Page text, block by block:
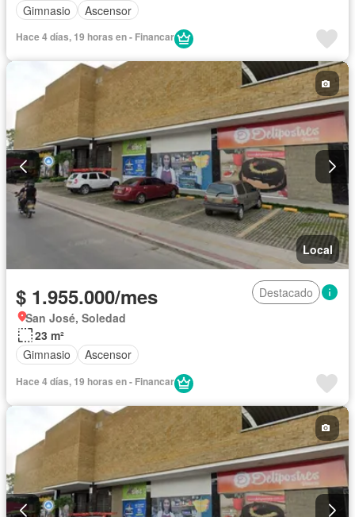
Gimnasio
Ascensor
Hace 4 días, 19 horas en - Financar
Local
$ 1.955.000/mes
Destacado
San José, Soledad
23 m²
Gimnasio
Ascensor
Hace 4 días, 19 horas en - Financar